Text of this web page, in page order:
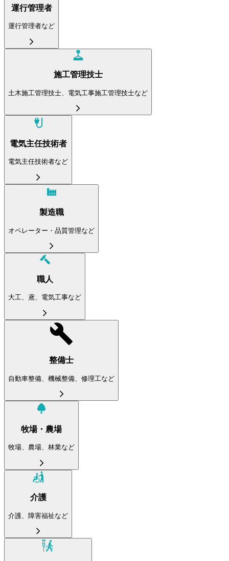
運行管理者
運行管理者など
施工管理技士
土木施工管理技士、電気工事施工管理技士など
電気主任技術者
電気主任技術者など
製造職
オペレーター・品質管理など
職人
大工、鳶、電気工事など
整備士
自動車整備、機械整備、修理工など
牧場・農場
牧場、農場、林業など
介護
介護、障害福祉など